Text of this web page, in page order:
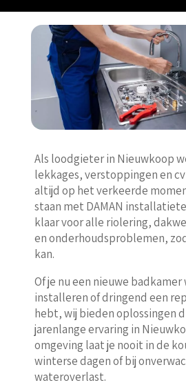
Als loodgieter in Nieuwkoop
lekkages, verstoppingen en
altijd op het verkeerde
staan met DAMAN
klaar voor alle riolering,
en onderhoudsproblemen,
kan.
Of je nu een nieuwe
installeren of dringend een
hebt, wij bieden oplossingen
jarenlange ervaring in
omgeving laat je nooit in de
winterse dagen of bij
wateroverlast.